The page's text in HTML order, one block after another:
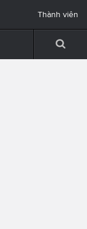
Thành viên